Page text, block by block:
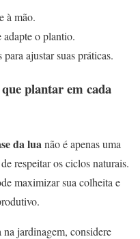
à mão.
adapte o plantio.
ajustar suas práticas.
plantar em cada
da lua não é apenas uma
respeitar os ciclos naturais.
maximizar sua colheita e
na jardinagem, considere